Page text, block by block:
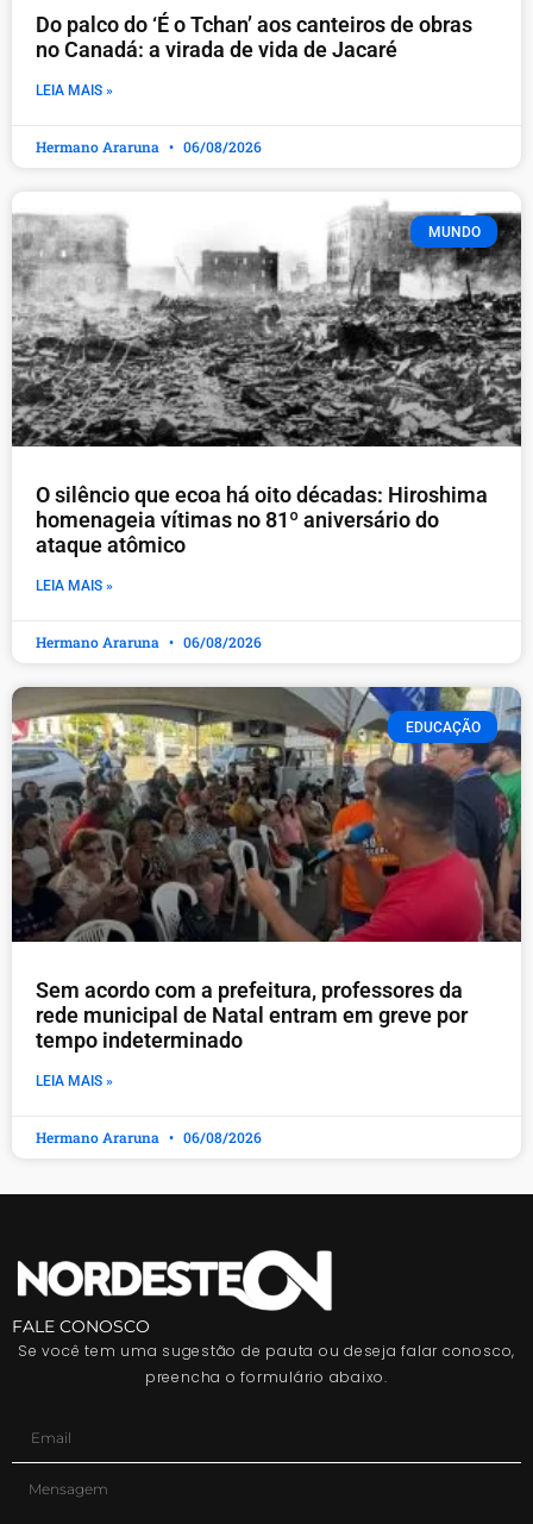
Do palco do ‘É o Tchan’ aos canteiros de obras
no Canadá: a virada de vida de Jacaré
LEIA MAIS »
Hermano Araruna 06/08/2026
MUNDO
O silêncio que ecoa há oito décadas: Hiroshima
homenageia vítimas no 81º aniversário do
ataque atômico
LEIA MAIS »
Hermano Araruna 06/08/2026
EDUCAÇÃO
​Sem acordo com a prefeitura, professores da
rede municipal de Natal entram em greve por
tempo indeterminado
LEIA MAIS »
Hermano Araruna 06/08/2026
FALE CONOSCO
Se você tem uma sugestão de pauta ou deseja falar conosco,
preencha o formulário abaixo.